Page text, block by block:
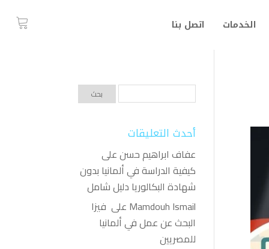
الخدمات اتصل بنا
أحدث التعليقات
عفاف ابراهيم حسنعلى
كيفية الدراسة في ألمانيا بدون
شهادة البكالوريا دليل شامل
Mamdouh Ismail على فيزا
البحث عن عمل في ألمانيا
للمصريين